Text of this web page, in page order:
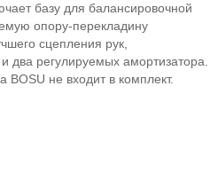
базу для балансировочной
опору-перекладину
сцепления рук,
два регулируемых амортизатора.
не входит в комплект.